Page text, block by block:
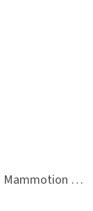
Bezdrátová robotická sekačka Mammotion LUBA mini 2 1500